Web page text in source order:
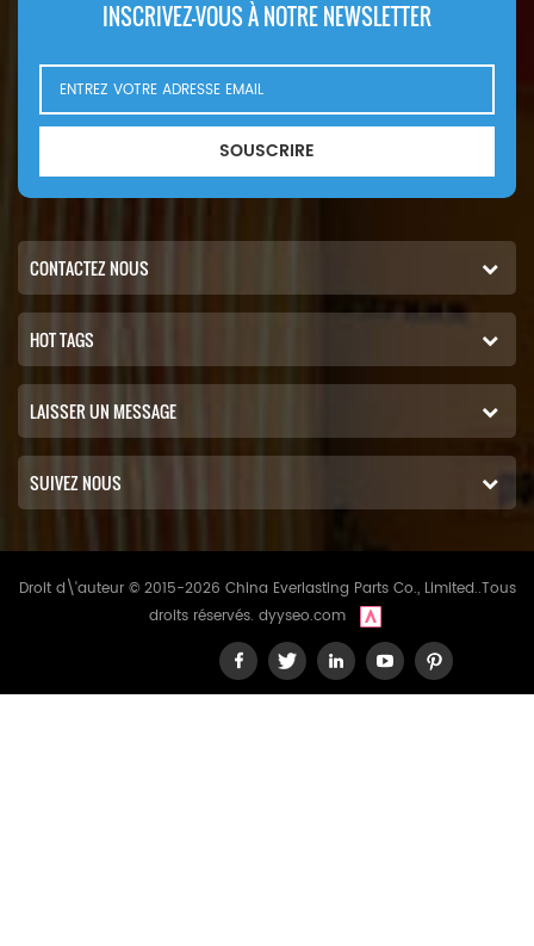
INSCRIVEZ-VOUS À NOTRE NEWSLETTER
SOUSCRIRE
CONTACTEZ NOUS
HOT TAGS
LAISSER UN MESSAGE
SUIVEZ NOUS
Droit d\'auteur © 2015-2026 China Everlasting Parts Co., Limited..Tous
droits réservés. dyyseo.com